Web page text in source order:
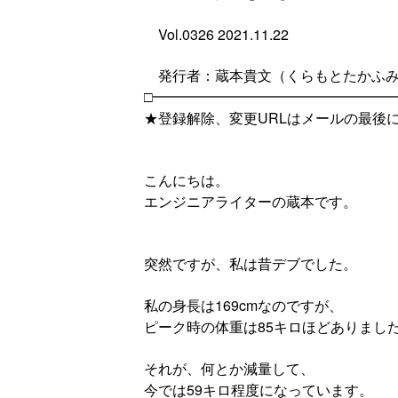
Vol.0326 2021.11.22
発行者：蔵本貴文（くらもとたかふみ
★登録解除、変更URLはメールの最後
こんにちは。
エンジニアライターの蔵本です。
突然ですが、私は昔デブでした。
私の身長は169cmなのですが、
ピーク時の体重は85キロほどありました
それが、何とか減量して、
今では59キロ程度になっています。